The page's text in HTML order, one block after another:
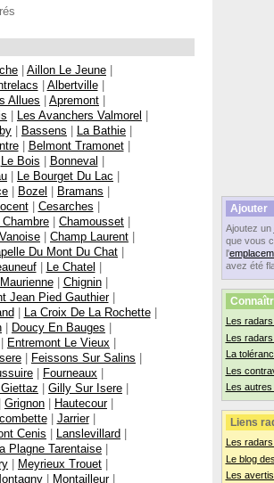
Ajouter
Ajoutez un
que vous
l'
avez été
Les
Les
La
Les
Les
Liens
Les
Le blog
Les
| Aillon Le Jeune |
| Albertville|
Allues | Apremont |
| Les Avanchers Valmorel |
| Bassens | La Bathie |
| Belmont Tramonet|
Le Bois | Bonneval |
| Le Bourget Du Lac |
| Bozel | Bramans |
| Cesarches |
Chambre | Chamousset |
| Champ Laurent |
Du Mont Du Chat |
| Le Chatel |
| Chignin|
Jean Pied Gauthier|
| La Croix De La Rochette|
| Doucy En Bauges |
| Entremont Le Vieux |
| Feissons Sur Salins |
| Fourneaux |
| Gilly Sur Isere |
| Grignon | Hautecour|
| Jarrier|
Cenis | Lanslevillard |
Plagne Tarentaise |
| Meyrieux Trouet |
| Montailleur|